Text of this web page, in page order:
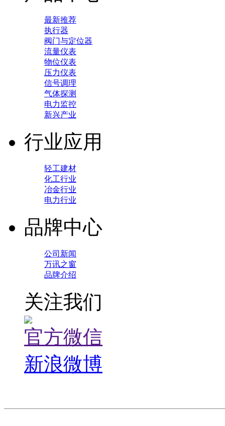
最新推荐
执行器
阀门与定位器
流量仪表
物位仪表
压力仪表
信号调理
气体探测
电力监控
新兴产业
行业应用
轻工建材
化工行业
冶金行业
电力行业
品牌中心
公司新闻
万讯之窗
品牌介绍
关注我们
官方微信
新浪微博